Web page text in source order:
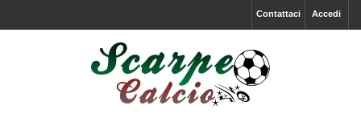
Accedi
Contattaci